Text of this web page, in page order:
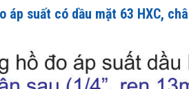
áp suất có dầu mặt 63 HXC,